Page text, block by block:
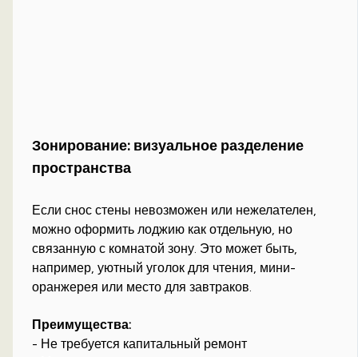
Зонирование: визуальное разделение
пространства
Если снос стены невозможен или нежелателен,
можно оформить лоджию как отдельную, но
связанную с комнатой зону. Это может быть,
например, уютный уголок для чтения, мини-
оранжерея или место для завтраков.
Преимущества:
- Не требуется капитальный ремонт